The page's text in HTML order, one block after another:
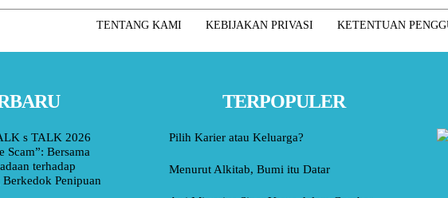
TENTANG KAMI KEBIJAKAN PRIVASI KETENTUAN
s TALK 2026
Scam”: Bersama
terhadap
Berkedok Penipuan
TERPOPULER
Pilih Karier atau Keluarga?
Menurut Alkitab, Bumi itu Datar